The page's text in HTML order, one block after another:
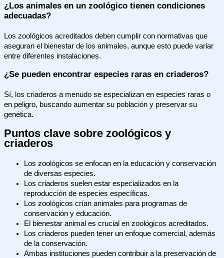
¿Los animales en un zoológico tienen condiciones
adecuadas?
Los zoológicos acreditados deben cumplir con normativas que
aseguran el bienestar de los animales, aunque esto puede variar
entre diferentes instalaciones.
¿Se pueden encontrar especies raras en criaderos?
Sí, los criaderos a menudo se especializan en especies raras o
en peligro, buscando aumentar su población y preservar su
genética.
Puntos clave sobre zoológicos y
criaderos
Los zoológicos se enfocan en la educación y conservación
de diversas especies.
Los criaderos suelen estar especializados en la
reproducción de especies específicas.
Los zoológicos crían animales para programas de
conservación y educación.
El bienestar animal es crucial en zoológicos acreditados.
Los criaderos pueden tener un enfoque comercial, además
de la conservación.
Ambas instituciones pueden contribuir a la preservación de